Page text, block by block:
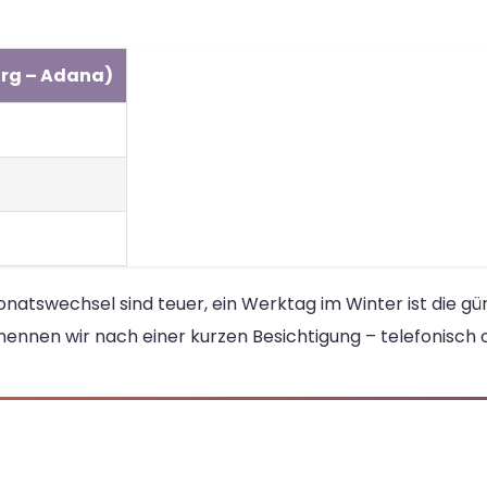
– Adana)
sind teuer, ein Werktag im Winter ist die
wir nach einer kurzen Besichtigung – telefonisch